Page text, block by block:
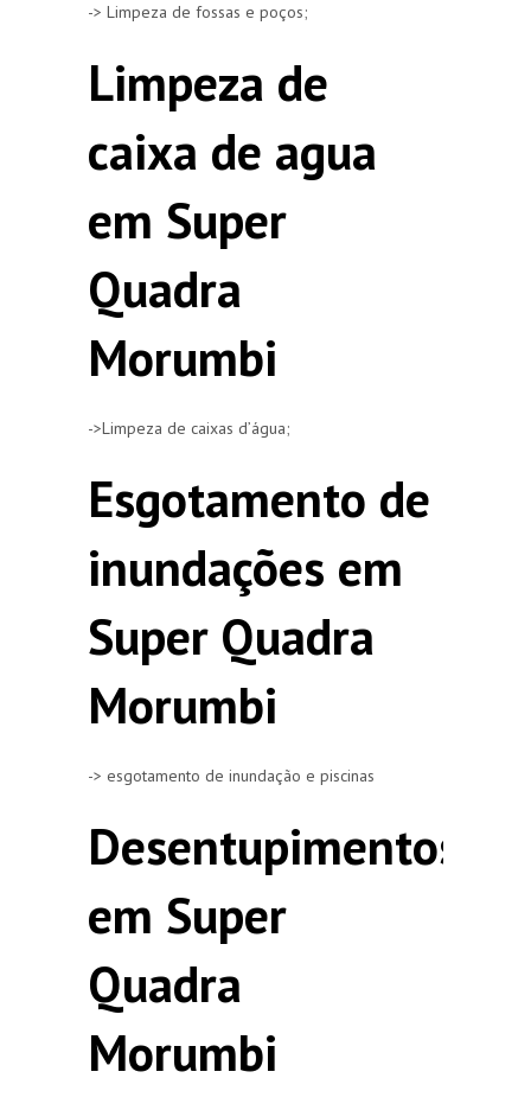
-> Limpeza de fossas e poços;
Limpeza de
caixa de agua
em Super
Quadra
Morumbi
->Limpeza de caixas d’água;
Esgotamento de
inundações em
Super Quadra
Morumbi
-> esgotamento de inundação e piscinas
Desentupimentos
em Super
Quadra
Morumbi